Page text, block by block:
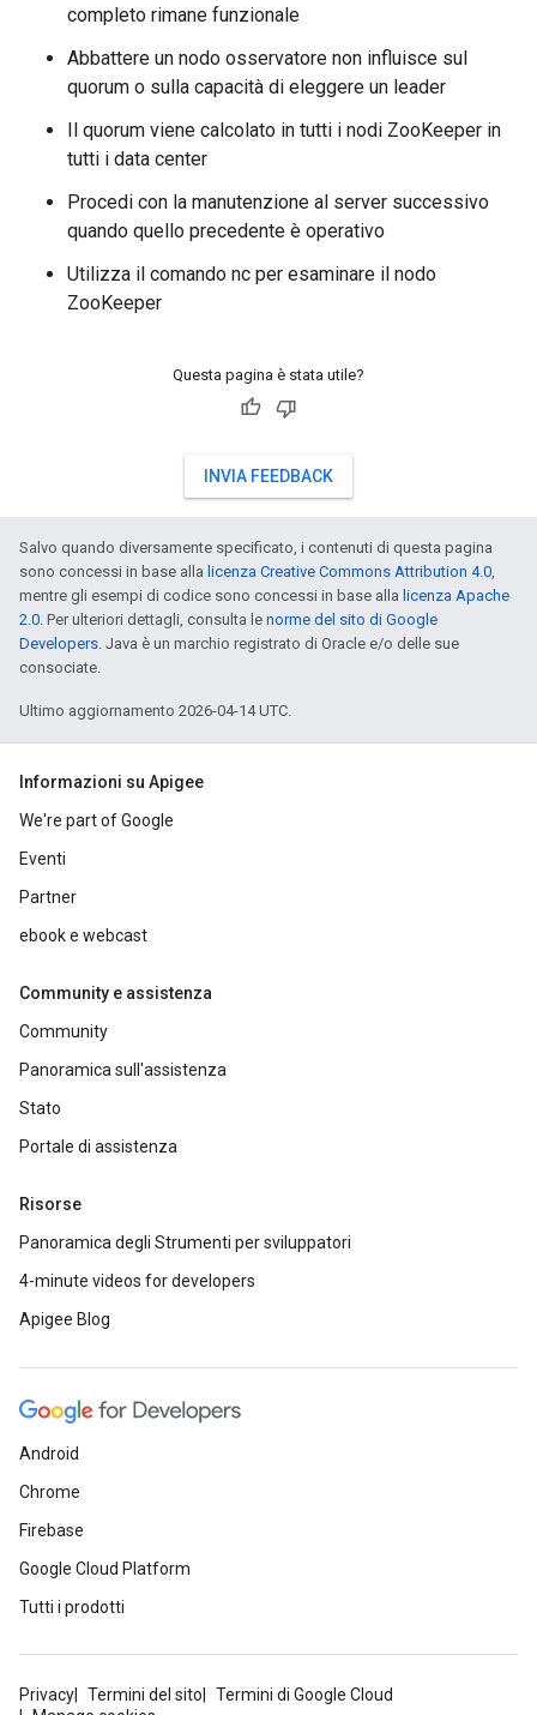
completo rimane funzionale
Abbattere un nodo osservatore non influisce sul
quorum o sulla capacità di eleggere un leader
Il quorum viene calcolato in tutti i nodi ZooKeeper in
tutti i data center
Procedi con la manutenzione al server successivo
quando quello precedente è operativo
Utilizza il comando nc per esaminare il nodo
ZooKeeper
Questa pagina è stata utile?
INVIA FEEDBACK
Salvo quando diversamente specificato, i contenuti di questa pagina
sono concessi in base alla licenza Creative Commons Attribution 4.0,
mentre gli esempi di codice sono concessi in base alla licenza Apache
2.0. Per ulteriori dettagli, consulta le norme del sito di Google
Developers. Java è un marchio registrato di Oracle e/o delle sue
consociate.
Ultimo aggiornamento 2026-04-14 UTC.
Informazioni su Apigee
We're part of Google
Eventi
Partner
ebook e webcast
Community e assistenza
Community
Panoramica sull'assistenza
Stato
Portale di assistenza
Risorse
Panoramica degli Strumenti per sviluppatori
4-minute videos for developers
Apigee Blog
Android
Chrome
Firebase
Google Cloud Platform
Tutti i prodotti
Privacy Termini del sito
Termini di Google Cloud